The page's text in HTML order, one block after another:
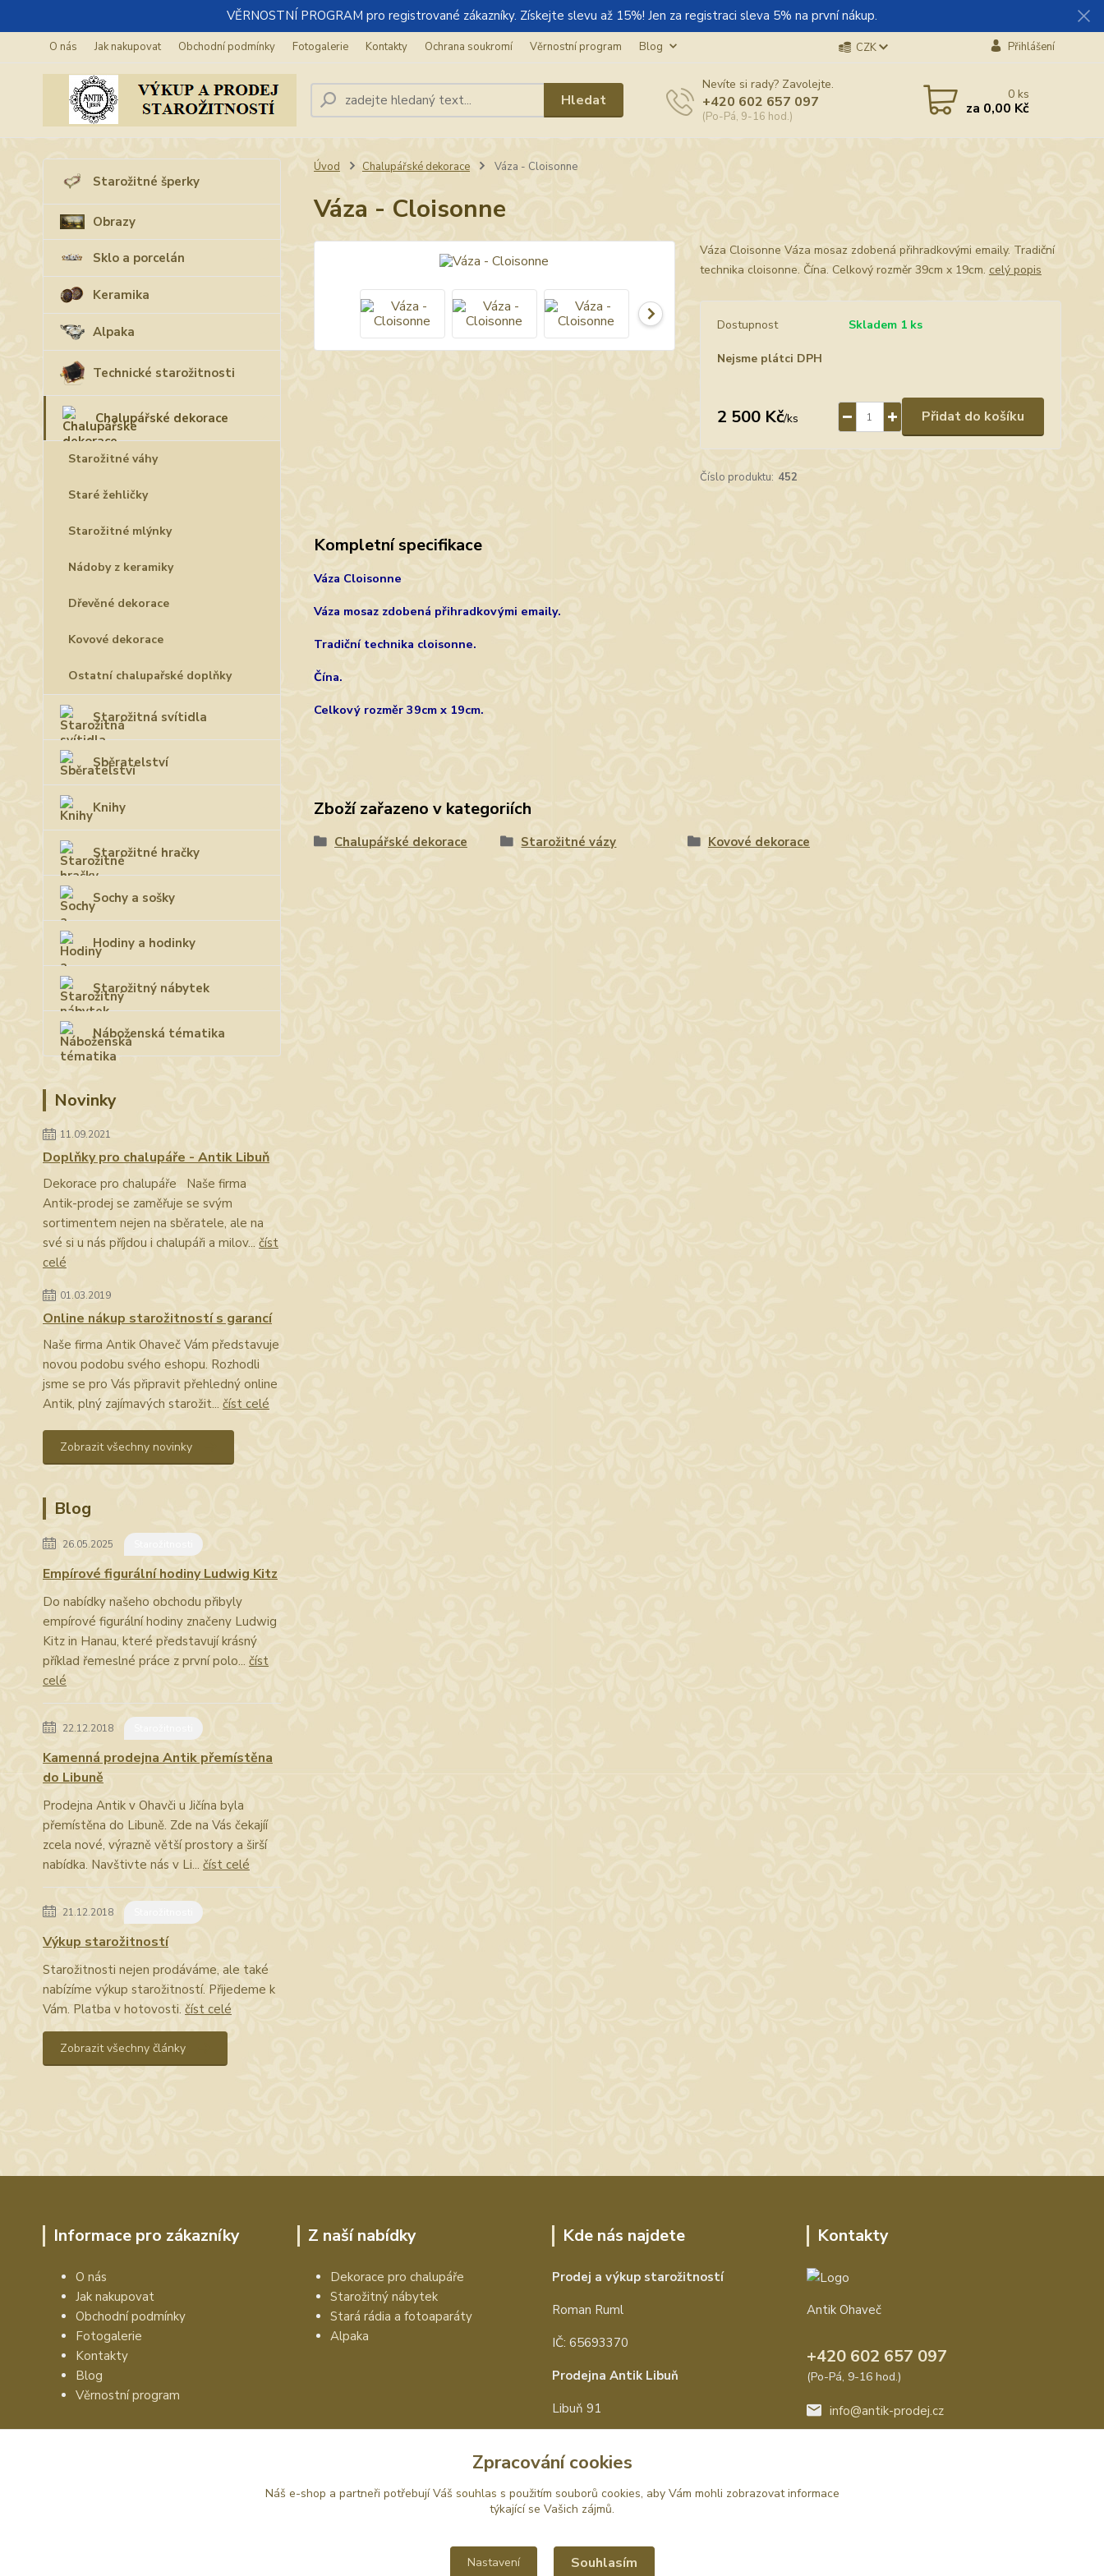
VĚRNOSTNÍ PROGRAM pro registrované zákazníky. Získejte slevu až 15%! Jen za registraci sleva 5% na první nákup.
O nás Jak nakupovat Obchodní podmínky Fotogalerie Kontakty Ochrana soukromí Věrnostní program Blog CZK Přihlášení
Hledat
Nevíte si rady? Zavolejte.
+420 602 657 097
(Po-Pá, 9-16 hod.)
0ks
za 0,00 Kč
Starožitné šperky
Obrazy
Sklo a porcelán
Keramika
Alpaka
Technické starožitnosti
Chalupářské dekorace
Starožitné váhy
Staré žehličky
Starožitné mlýnky
Nádoby z keramiky
Dřevěné dekorace
Kovové dekorace
Ostatní chalupařské doplňky
Starožitná svítidla
Sběratelství
Knihy
Starožitné hračky
Sochy a sošky
Hodiny a hodinky
Starožitný nábytek
Náboženská tématika
Novinky
11.09.2021
Doplňky pro chalupáře - Antik Libuň
Dekorace pro chalupáře Naše firma
Antik-prodej se zaměřuje se svým
sortimentem nejen na sběratele, ale na
své si u nás příjdou i chalupáři a milov... číst
celé
01.03.2019
Online nákup starožitností s garancí
Naše firma Antik Ohaveč Vám představuje
novou podobu svého eshopu. Rozhodli
jsme se pro Vás připravit přehledný online
Antik, plný zajímavých starožit... číst celé
Zobrazit všechny novinky
Blog
26.05.2025
Empírové figurální hodiny Ludwig Kitz
Do nabídky našeho obchodu přibyly
empírové figurální hodiny značeny Ludwig
Kitz in Hanau, které představují krásný
příklad řemeslné práce z první polo... číst
celé
22.12.2018
Kamenná prodejna Antik přemístěna
do Libuně
Prodejna Antik v Ohavči u Jičína byla
přemístěna do Libuně. Zde na Vás čekajíí
zcela nové, výrazně větší prostory a širší
nabídka. Navštivte nás v Li... číst celé
21.12.2018
Výkup starožitností
Starožitnosti nejen prodáváme, ale také
nabízíme výkup starožitností. Přijedeme k
Vám. Platba v hotovosti. číst celé
Zobrazit všechny články
Úvod Chalupářské dekorace Váza - Cloisonne
Váza - Cloisonne
Váza Cloisonne Váza mosaz zdobená přihradkovými emaily. Tradiční
technika cloisonne. Čína. Celkový rozměr 39cm x 19cm. celý popis
Dostupnost Skladem 1 ks
Nejsme plátci DPH
2 500 Kč/ks Přidat do košíku
Číslo produktu: 452
Kompletní specifikace
Váza Cloisonne
Váza mosaz zdobená přihradkovými emaily.
Tradiční technika cloisonne.
Čína.
Celkový rozměr 39cm x 19cm.
Zboží zařazeno v kategoriích
Chalupářské dekorace Starožitné vázy Kovové dekorace
Informace pro zákazníky
O nás
Jak nakupovat
Obchodní podmínky
Fotogalerie
Kontakty
Blog
Věrnostní program
Z naší nabídky
Dekorace pro chalupáře
Starožitný nábytek
Stará rádia a fotoaparáty
Alpaka
Kde nás najdete
Prodej a výkup starožitností
Roman Ruml
IČ: 65693370
Prodejna Antik Libuň
Libuň 91
e-mail:info@antik-prodej.cz
Kontakty
Antik Ohaveč
+420 602 657 097
(Po-Pá, 9-16 hod.)
info@antik-prodej.cz
Zpracování cookies
Náš e-shop a partneři potřebují Váš souhlas s použitím souborů cookies, aby Vám mohli zobrazovat informace
týkající se Vašich zájmů.
Nastavení Souhlasím